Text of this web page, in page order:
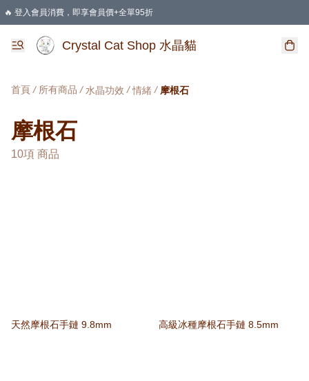
🔥 登入會員消費，即享會員價+全單95折
🛍️ 購物滿HKD 400 即享免運費優惠
Crystal Cat Shop 水晶貓
首頁 / 所有商品 / 水晶功效 / 情緒 / 摩根石
摩根石
10項 商品
天然摩根石手鏈 9.8mm 高級冰種摩根石手鏈 8.5mm